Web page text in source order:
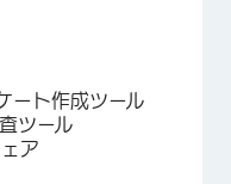
ート作成ツール
ツール
ア